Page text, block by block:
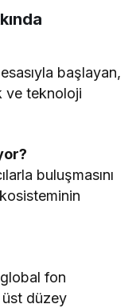
başlayan,
ve teknoloji
buluşmasını
fon
düzey